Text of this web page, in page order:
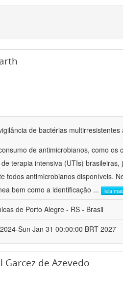
de bactérias
de antimicrobianos, como os
terapia intensiva (UTIs)
todos antimicrobianos disponíveis.
bem como a identificação ... leia
de Porto Alegre - RS - Brasil
Sun Jan 31 00:00:00 BRT 2027
Garcez de Azevedo